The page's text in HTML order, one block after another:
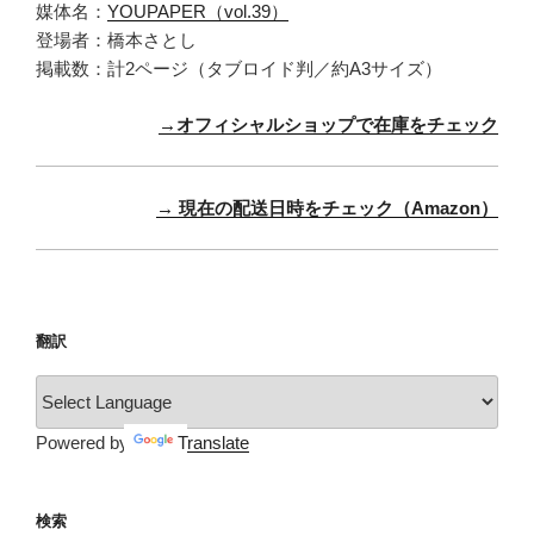
媒体名： YOUPAPER（vol.39）
登場者：橋本さとし
掲載数：計2ページ（タブロイド判／約A3サイズ）
→オフィシャルショップで在庫をチェック
→ 現在の配送日時をチェック（Amazon）
翻訳
Powered by Translate
検索